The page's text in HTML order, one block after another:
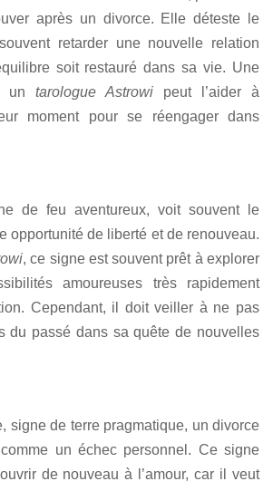
après un divorce. Elle déteste le
retarder une nouvelle relation
soit restauré dans sa vie. Une
un tarologue Astrowi peut l’aider à
moment pour se réengager dans
de feu aventureux, voit souvent le
opportunité de liberté et de renouveau.
, ce signe est souvent prêt à explorer
amoureuses très rapidement
Cependant, il doit veiller à ne pas
du passé dans sa quête de nouvelles
signe de terre pragmatique, un divorce
un échec personnel. Ce signe
de nouveau à l’amour, car il veut